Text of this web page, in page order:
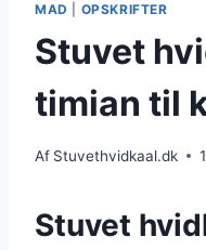
MAD OPSKRIFTER
Stuvet
timian til
Af Stuvethvidkaal.dk
Stuvet